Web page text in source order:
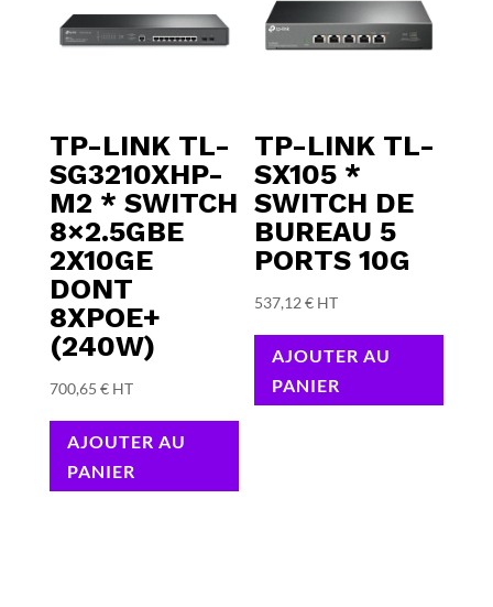
TP-LINK TL-
SG3210XHP-
M2 * SWITCH
8×2.5GBE
2X10GE
DONT
8XPOE+
(240W)
700,65 € HT
AJOUTER AU
PANIER
TP-LINK TL-
SX105 *
SWITCH DE
BUREAU 5
PORTS 10G
537,12€ HT
AJOUTER AU
PANIER